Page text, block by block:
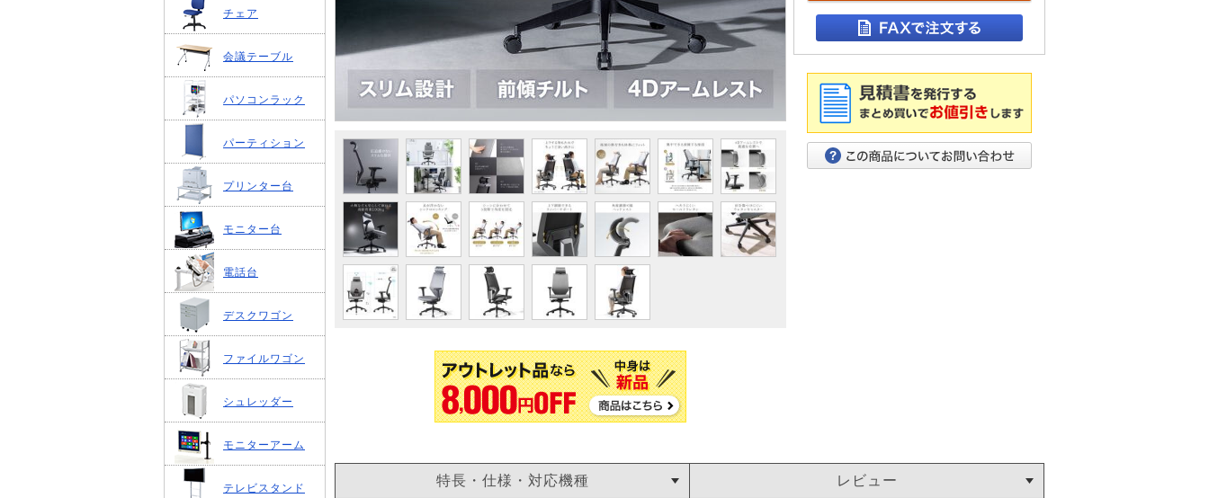
チェア
会議テーブル
パソコンラック
パーティション
プリンター台
モニター台
電話台
デスクワゴン
ファイルワゴン
シュレッダー
モニターアーム
テレビスタンド 特長・仕様・対応機種 レビュー